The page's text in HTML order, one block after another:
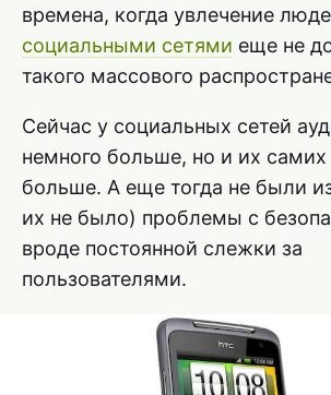
времена, когда увлечение
социальными сетями еще не
такого массового
Сейчас у социальных сетей
немного больше, но и их самих
больше. А еще тогда не были
их не было) проблемы с
вроде постоянной слежки за
пользователями.